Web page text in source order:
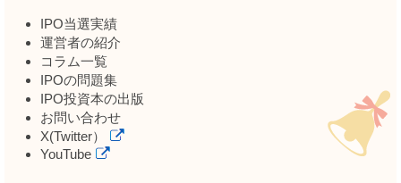
IPO当選実績
運営者の紹介
コラム一覧
IPOの問題集
IPO投資本の出版
お問い合わせ
X(Twitter）
YouTube